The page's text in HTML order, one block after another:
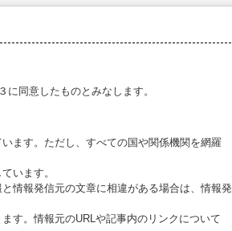
同意したものとみなします。
ます。ただし、すべての国や関係機関を網羅
います。
情報発信元の文章に相違がある場合は、情報発
す。情報元のURLや記事内のリンクについて